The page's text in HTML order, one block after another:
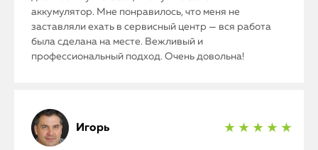
аккумулятор. Мне понравилось, что меня не
заставляли ехать в сервисный центр — вся работа
была сделана на месте. Вежливый и
профессиональный подход. Очень довольна!
Игорь ★ ★ ★ ★ ★